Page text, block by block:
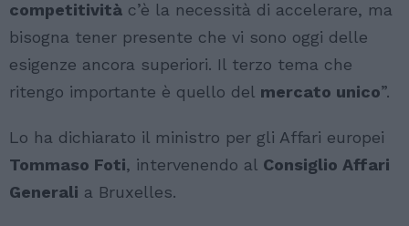
competitività c’è la necessità di accelerare, ma
bisogna tener presente che vi sono oggi delle
esigenze ancora superiori. Il terzo tema che
ritengo importante è quello del mercato unico”.
Lo ha dichiarato il ministro per gli Affari europei
Tommaso Foti, intervenendo al Consiglio Affari
Generali a Bruxelles.